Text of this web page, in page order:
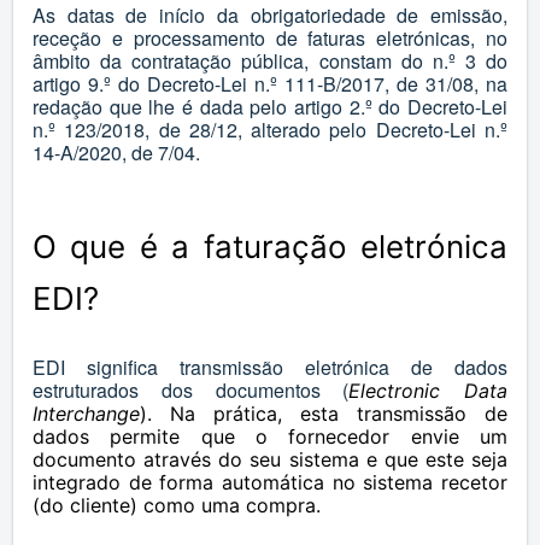
As datas de início da obrigatoriedade de emissão,
receção e processamento de faturas eletrónicas, no
âmbito da contratação pública, constam do n.º 3 do
artigo 9.º do Decreto-Lei n.º 111-B/2017, de 31/08, na
redação que lhe é dada pelo artigo 2.º do Decreto-Lei
n.º 123/2018, de 28/12, alterado pelo Decreto-Lei n.º
14-A/2020, de 7/04.
O que é a faturação eletrónica
EDI?
EDI significa transmissão eletrónica de dados
estruturados dos documentos (Electronic Data
Interchange). Na prática, esta transmissão de
dados permite que o fornecedor envie um
documento através do seu sistema e que este seja
integrado de forma automática no sistema recetor
(do cliente) como uma compra.